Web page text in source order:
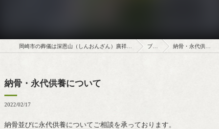
岡崎市の葬儀は深恩山（しんおんざん）廣祥院（こうしょういん） ブログ 納骨・永代供養について
納骨・永代供養について
2022/02/17
納骨並びに永代供養についてご相談を承っております。